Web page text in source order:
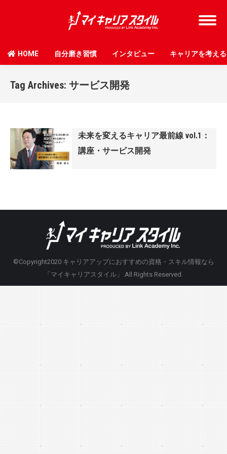
HOME 自分磨き習慣 インタビュー キャリアを考える
Tag Archives: サービス開発
未来を変えるキャリア最前線 vol.1：
講座・サービス開発
©Copyright2020 キャリアアップにおすすめの資格・スキル情報なら
「マイキャリアスタイル」
.All Rights Reserved.